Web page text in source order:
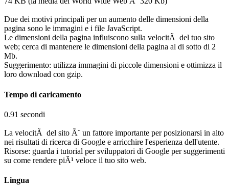
Due dei motivi principali per un aumento delle dimensioni della
pagina sono le immagini e i file JavaScript.
Le dimensioni della pagina influiscono sulla velocitÃ del tuo sito
web; cerca di mantenere le dimensioni della pagina al di sotto di 2
Mb.
Suggerimento: utilizza immagini di piccole dimensioni e ottimizza il
loro download con gzip.
Tempo di caricamento
0.91 secondi
La velocitÃ del sito Ã¨ un fattore importante per posizionarsi in alto
nei risultati di ricerca di Google e arricchire l'esperienza dell'utente.
Risorse: guarda i tutorial per sviluppatori di Google per suggerimenti
su come rendere piÃ¹ veloce il tuo sito web.
Lingua